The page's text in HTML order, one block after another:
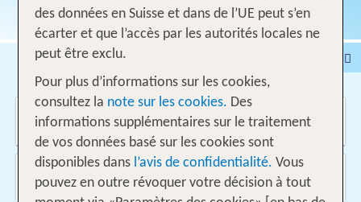
Voyages
Voyages intervilles
% DEALS
Maison de vacances
Croisières
Véhicules
Où voulez-vous aller?
D'où?
Suisse
des données en Suisse et dans de l’UE peut s’en
écarter et que l’accès par les autorités locales ne
peut être exclu.
Pour plus d’informations sur les cookies,
consultez la note sur les cookies. Des
informations supplémentaires sur le traitement
de vos données basé sur les cookies sont
disponibles dans l’avis de confidentialité. Vous
pouvez en outre révoquer votre décision à tout